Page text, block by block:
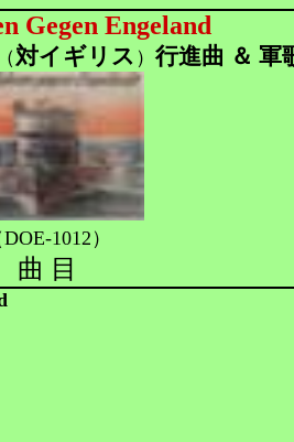
Gegen Engeland
（ 対イギリス ） 行進曲 ＆ 軍
DOE-1012）
曲 目